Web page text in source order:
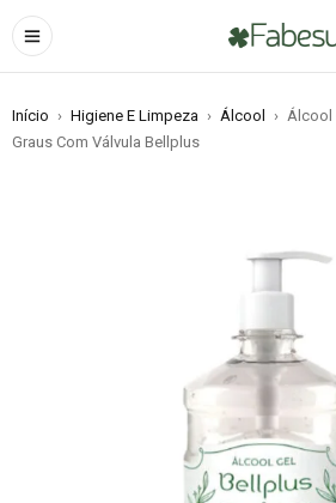
Início › Higiene E Limpeza › Álcool › Álcool
Graus Com Válvula Bellplus